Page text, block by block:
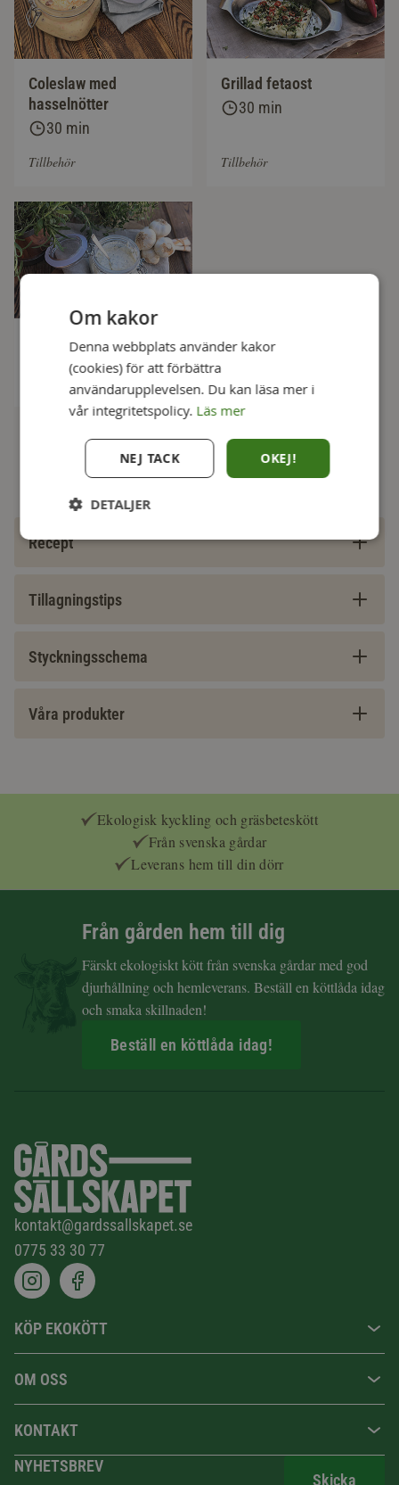
Coleslaw med
hasselnötter
30 min
Tillbehör
Grillad fetaost
30 min
Tillbehör
Fetaostkräm
15 min
Page
Page
1
You're
currently
Recept
Tillagningstips
Styckningsschema
Våra produkter
Ekologisk kyckling och gräsbeteskött
Från svenska gårdar
Leverans hem till din dörr
Från gården hem till dig
Färskt ekologiskt kött från svenska gårdar med god
djurhållning och hemleverans. Beställ en köttlåda idag
och smaka skillnaden!
Beställ en köttlåda idag!
kontakt@gardssallskapet.se
0775 33 30 77
KÖP EKOKÖTT
OM OSS
KONTAKT
NYHETSBREV
Skicka
Om kakor
Denna webbplats använder kakor
(cookies) för att förbättra
användarupplevelsen. Du kan läsa mer i
vår integritetspolicy. Läs mer
OKEJ!
NEJ TACK
DETALJER